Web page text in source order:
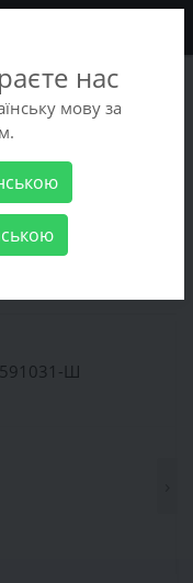
+38 (068) 486-90-09
+38 (093) 486-90-09
Ботинки L`Amo 25-
нас
мову за